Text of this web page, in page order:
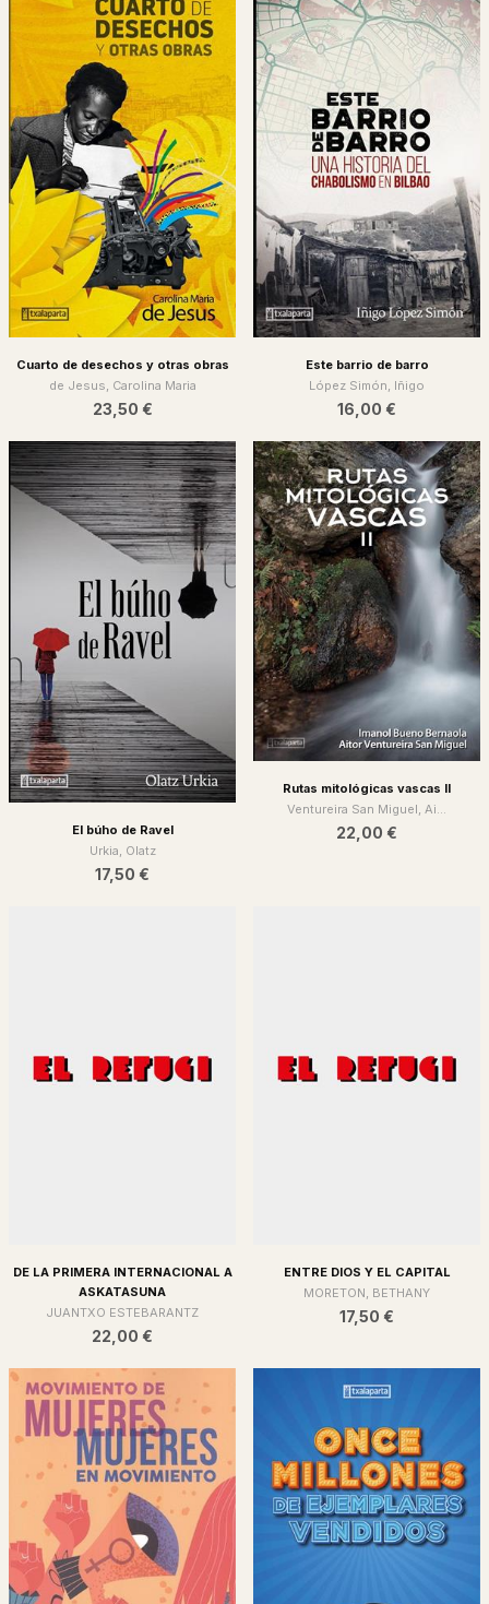
Cuarto de desechos y otras obras
de Jesus, Carolina Maria
23,50 €
Este barrio de barro
López Simón, Iñigo
16,00 €
El búho de Ravel
Urkia, Olatz
17,50 €
Rutas mitológicas vascas II
Ventureira San Miguel, Ai...
22,00 €
DE LA PRIMERA INTERNACIONAL A
ASKATASUNA
JUANTXO ESTEBARANTZ
22,00 €
ENTRE DIOS Y EL CAPITAL
MORETON, BETHANY
17,50 €